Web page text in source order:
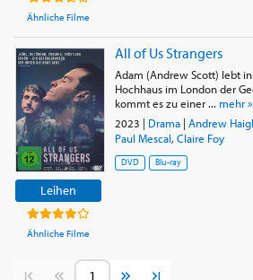
Ähnliche Filme
Leihen
Ähnliche Filme
All of Us Strangers
Adam (Andrew Scott) lebt
Hochhaus im London der
kommt es zu einer ... mehr »
2023 | Drama| Andrew
Paul Mescal, Claire Foy
DVD Blu-ray
Vorherige SeiteNächste Seite